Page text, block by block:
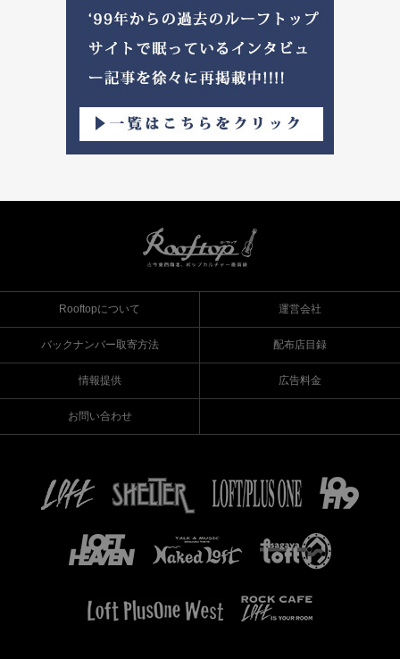
Rooftopについて 運営会社
バックナンバー取寄方法 配布店目録
情報提供 広告料金
お問い合わせ